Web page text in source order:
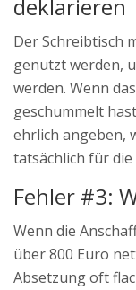
deklarieren
Der Schreibtisch
genutzt werden,
werden. Wenn
geschummelt
ehrlich angeben,
tatsächlich für
Fehler #3:
Wenn die
über 800 Euro
Absetzung oft